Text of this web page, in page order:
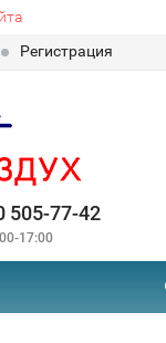
Регистрация
505-77-42
17:00